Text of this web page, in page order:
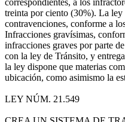
correspondientes, a los
treinta por ciento (30%). La
contravenciones, conforme a
Infracciones gravísimas,
infracciones graves por parte
con la ley de Tránsito, y
la ley dispone que materias
ubicación, como asimismo la
LEY NÚM. 21.549